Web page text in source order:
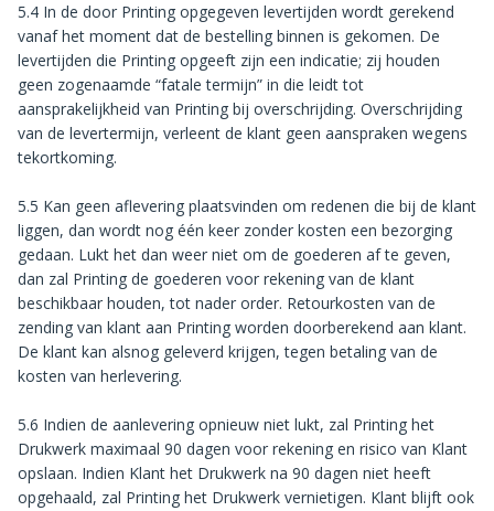
5.4 In de door Printing opgegeven levertijden wordt gerekend
vanaf het moment dat de bestelling binnen is gekomen. De
levertijden die Printing opgeeft zijn een indicatie; zij houden
geen zogenaamde “fatale termijn” in die leidt tot
aansprakelijkheid van Printing bij overschrijding. Overschrijding
van de levertermijn, verleent de klant geen aanspraken wegens
tekortkoming.
5.5 Kan geen aflevering plaatsvinden om redenen die bij de klant
liggen, dan wordt nog één keer zonder kosten een bezorging
gedaan. Lukt het dan weer niet om de goederen af te geven,
dan zal Printing de goederen voor rekening van de klant
beschikbaar houden, tot nader order. Retourkosten van de
zending van klant aan Printing worden doorberekend aan klant.
De klant kan alsnog geleverd krijgen, tegen betaling van de
kosten van herlevering.
5.6 Indien de aanlevering opnieuw niet lukt, zal Printing het
Drukwerk maximaal 90 dagen voor rekening en risico van Klant
opslaan. Indien Klant het Drukwerk na 90 dagen niet heeft
opgehaald, zal Printing het Drukwerk vernietigen. Klant blijft ook